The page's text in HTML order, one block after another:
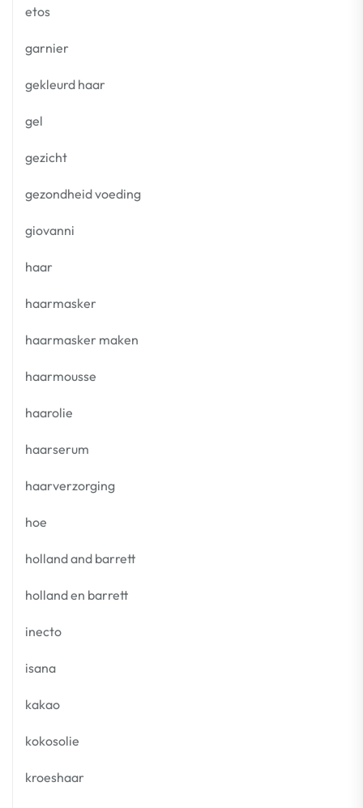
etos
garnier
gekleurd haar
gel
gezicht
gezondheid voeding
giovanni
haar
haarmasker
haarmasker maken
haarmousse
haarolie
haarserum
haarverzorging
hoe
holland and barrett
holland en barrett
inecto
isana
kakao
kokosolie
kroeshaar